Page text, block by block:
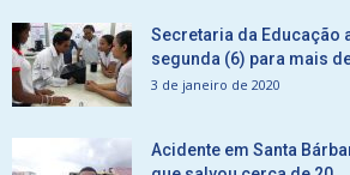
Secretaria da Educação
segunda (6) para mais
3 de janeiro de 2020
Acidente em Santa